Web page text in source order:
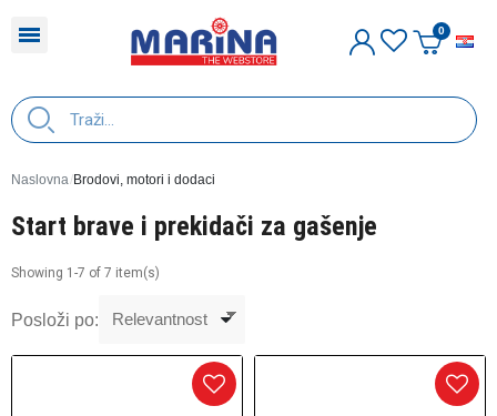
Naslovna Brodovi, motori i dodaci
Start brave i prekidači za gašenje
Showing 1-7 of 7 item(s)
Posloži po: